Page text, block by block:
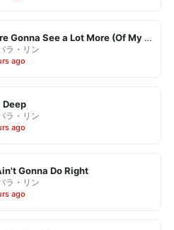
You're Gonna See a Lot More (Of My Leaving)
ラ・リン
ago
Deep
ラ・リン
ago
Gonna Do Right
ラ・リン
ago